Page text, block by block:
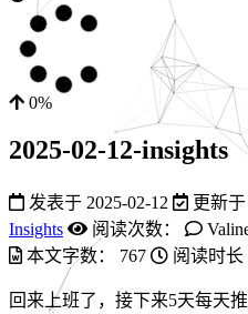
0%
2025-02-12-insights
发表于 2025-02-12 更新于
Insights
阅读次数：
本文字数：
767 阅读时长
回来上班了，接下来5天每天